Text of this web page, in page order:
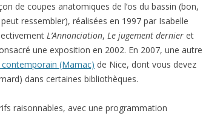
de coupes anatomiques de l’os du bassin (bon,
ressembler), réalisées en 1997 par Isabelle
L’Annonciation, Le jugement dernier et
une exposition en 2002. En 2007, une autre
contemporain (Mamac) de Nice, dont vous devez
dans certaines bibliothèques.
raisonnables, avec une programmation